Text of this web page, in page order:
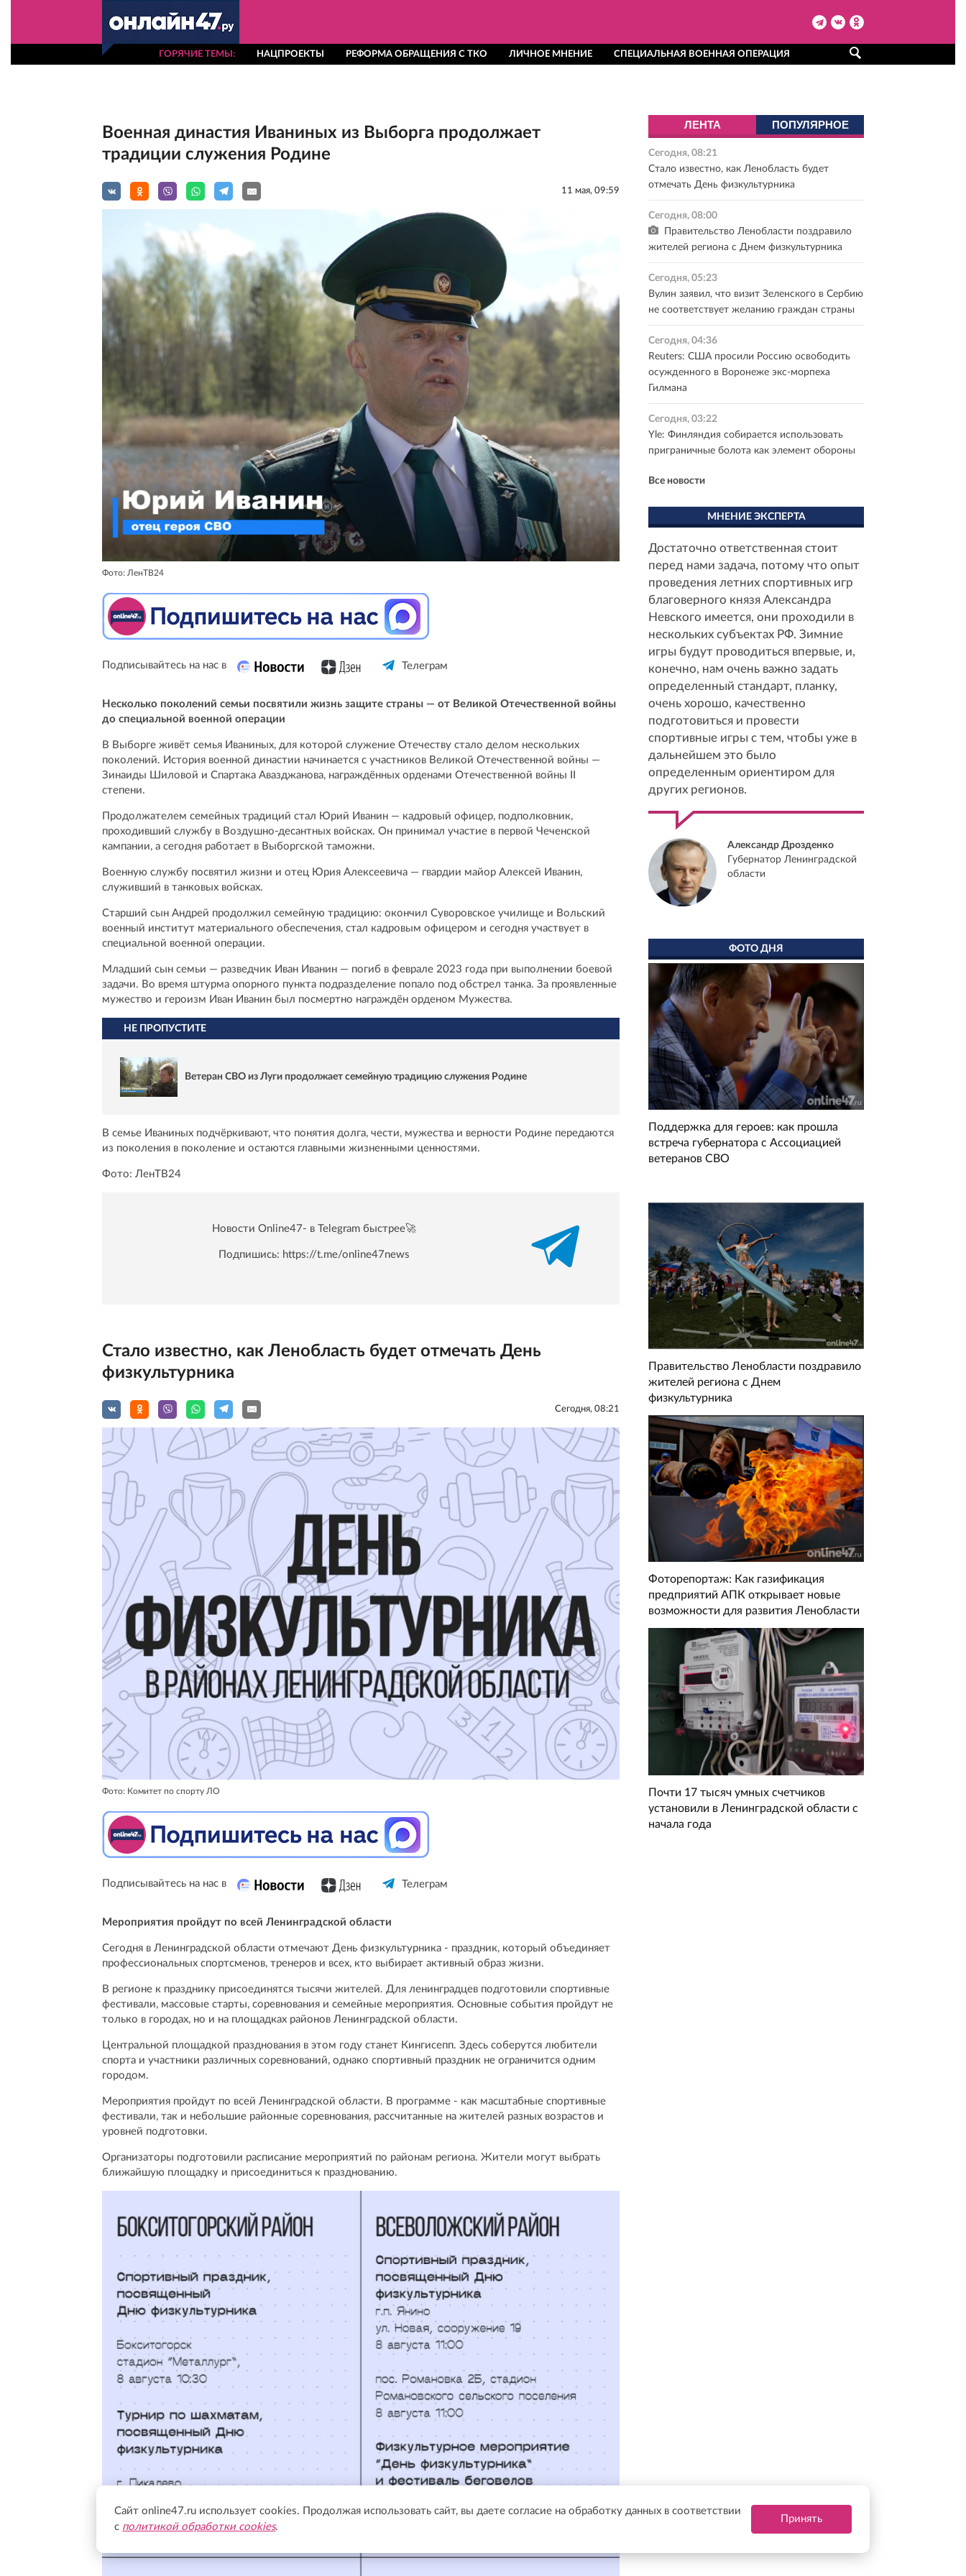
ГОРЯЧИЕ ТЕМЫ НАЦПРОЕКТЫ РЕФОРМА ОБРАЩЕНИЯ С ТКО ЛИЧНОЕ МНЕНИЕ СПЕЦИАЛЬНАЯ ВОЕННАЯ ОПЕРАЦИЯ
Военная династия Иваниных из Выборга продолжает
традиции служения Родине
11 мая, 09:59
Фото: ЛенТВ24
Подписывайтесь на нас в Телеграм
Несколько поколений семьи посвятили жизнь защите страны — от Великой Отечественной войны
до специальной военной операции
В Выборге живёт семья Иваниных, для которой служение Отечеству стало делом нескольких
поколений. История военной династии начинается с участников Великой Отечественной войны —
Зинаиды Шиловой и Спартака Авазджанова, награждённых орденами Отечественной войны II
степени.
Продолжателем семейных традиций стал Юрий Иванин — кадровый офицер, подполковник,
проходивший службу в Воздушно-десантных войсках. Он принимал участие в первой Чеченской
кампании, а сегодня работает в Выборгской таможни.
Военную службу посвятил жизни и отец Юрия Алексеевича — гвардии майор Алексей Иванин,
служивший в танковых войсках.
Старший сын Андрей продолжил семейную традицию: окончил Суворовское училище и Вольский
военный институт материального обеспечения, стал кадровым офицером и сегодня участвует в
специальной военной операции.
Младший сын семьи — разведчик Иван Иванин — погиб в феврале 2023 года при выполнении боевой
задачи. Во время штурма опорного пункта подразделение попало под обстрел танка. За проявленные
мужество и героизм Иван Иванин был посмертно награждён орденом Мужества.
НЕ ПРОПУСТИТЕ
Ветеран СВО из Луги продолжает семейную традицию служения Родине
В семье Иваниных подчёркивают, что понятия долга, чести, мужества и верности Родине передаются
из поколения в поколение и остаются главными жизненными ценностями.
Фото: ЛенТВ24
Новости Online47- в Telegram быстрее🚀
Подпишись: https://t.me/online47news
Стало известно, как Ленобласть будет отмечать День
физкультурника
Сегодня, 08:21
Фото: Комитет по спорту ЛО
Подписывайтесь на нас в Телеграм
Мероприятия пройдут по всей Ленинградской области
Сегодня в Ленинградской области отмечают День физкультурника - праздник, который объединяет
профессиональных спортсменов, тренеров и всех, кто выбирает активный образ жизни.
В регионе к празднику присоединятся тысячи жителей. Для ленинградцев подготовили спортивные
фестивали, массовые старты, соревнования и семейные мероприятия. Основные события пройдут не
только в городах, но и на площадках районов Ленинградской области.
Центральной площадкой празднования в этом году станет Кингисепп. Здесь соберутся любители
спорта и участники различных соревнований, однако спортивный праздник не ограничится одним
городом.
Мероприятия пройдут по всей Ленинградской области. В программе - как масштабные спортивные
фестивали, так и небольшие районные соревнования, рассчитанные на жителей разных возрастов и
уровней подготовки.
Организаторы подготовили расписание мероприятий по районам региона. Жители могут выбрать
ближайшую площадку и присоединиться к празднованию.
ЛЕНТА ПОПУЛЯРНОЕ
Сегодня, 08:21
Стало известно, как Ленобласть будет
отмечать День физкультурника
Сегодня, 08:00
Правительство Ленобласти поздравило
жителей региона с Днем физкультурника
Сегодня, 05:23
Вулин заявил, что визит Зеленского в Сербию
не соответствует желанию граждан страны
Сегодня, 04:36
Reuters: США просили Россию освободить
осужденного в Воронеже экс-морпеха
Гилмана
Сегодня, 03:22
Yle: Финляндия собирается использовать
приграничные болота как элемент обороны
Все новости
МНЕНИЕ ЭКСПЕРТА
Достаточно ответственная стоит
перед нами задача, потому что опыт
проведения летних спортивных игр
благоверного князя Александра
Невского имеется, они проходили в
нескольких субъектах РФ. Зимние
игры будут проводиться впервые, и,
конечно, нам очень важно задать
определенный стандарт, планку,
очень хорошо, качественно
подготовиться и провести
спортивные игры с тем, чтобы уже в
дальнейшем это было
определенным ориентиром для
других регионов.
Александр Дрозденко
Губернатор Ленинградской
области
ФОТО ДНЯ
Поддержка для героев: как прошла
встреча губернатора с Ассоциацией
ветеранов СВО
Правительство Ленобласти поздравило
жителей региона с Днем
физкультурника
Фоторепортаж: Как газификация
предприятий АПК открывает новые
возможности для развития Ленобласти
Почти 17 тысяч умных счетчиков
установили в Ленинградской области с
начала года
Сайт online47.ru использует cookies. Продолжая использовать сайт, вы даете согласие на обработку данных в соответствии
с политикой обработки cookies.
Принять